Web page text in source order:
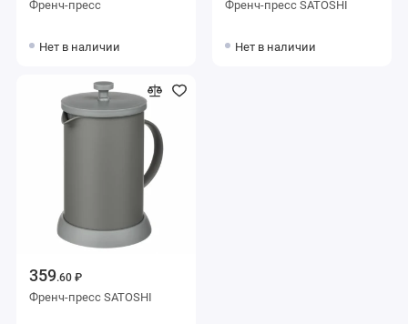
Френч-пресс
Нет в наличии
Френч-пресс SATOSHI
Нет в наличии
359.60 ₽
Френч-пресс SATOSHI